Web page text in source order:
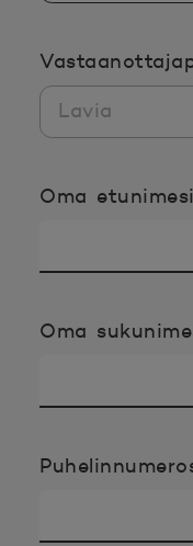
Oma etunimesi
Oma